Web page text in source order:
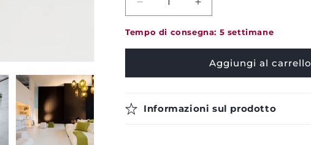
Decrease
quantity
for
Plaid
Increase
quantity
for
Plaid
Bonnet
Tempo di consegna: 5 settimane
Aggiungi al carrello
Informazioni sul prodotto